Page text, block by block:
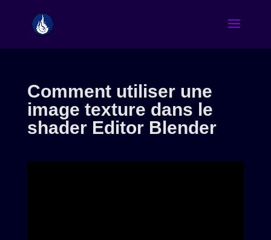
Comment utiliser une
image texture dans le
shader Editor Blender